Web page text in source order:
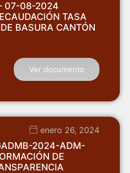
07-08-2024
TASA
BASURA CANTÓN
Ver documento
enero 26, 2024
2024-ADM-
DE